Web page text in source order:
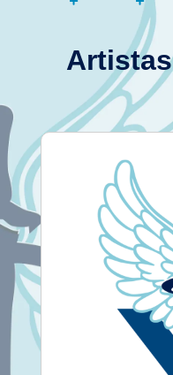
Artistas